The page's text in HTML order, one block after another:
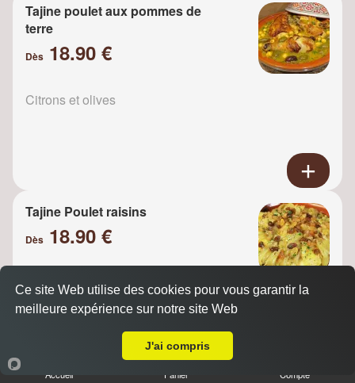
Tajine poulet aux pommes de
terre
Dès 18.90 €
Citrons et olives
Tajine Poulet raisins
Dès 18.90 €
Oignons
Accueil Panier Compte
Ce site Web utilise des cookies pour vous garantir la
meilleure expérience sur notre site Web
J'ai compris